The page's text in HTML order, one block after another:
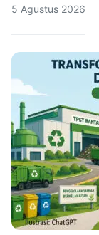
5 Agustus 2026